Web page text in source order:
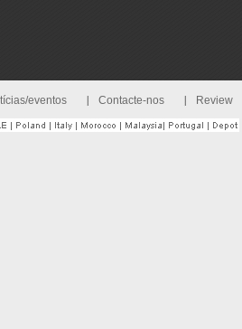
eventos Contacte-nos Review